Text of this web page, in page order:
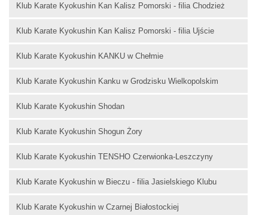
Klub Karate Kyokushin Kan Kalisz Pomorski - filia Chodzież
Klub Karate Kyokushin Kan Kalisz Pomorski - filia Ujście
Klub Karate Kyokushin KANKU w Chełmie
Klub Karate Kyokushin Kanku w Grodzisku Wielkopolskim
Klub Karate Kyokushin Shodan
Klub Karate Kyokushin Shogun Żory
Klub Karate Kyokushin TENSHO Czerwionka-Leszczyny
Klub Karate Kyokushin w Bieczu - filia Jasielskiego Klubu
Klub Karate Kyokushin w Czarnej Białostockiej